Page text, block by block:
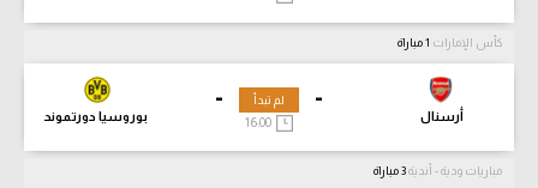
كأس الإمارات
-
أرسنال
-
بوروسيا دورتموند
لم تبدأ
مباريات ودية - أندية